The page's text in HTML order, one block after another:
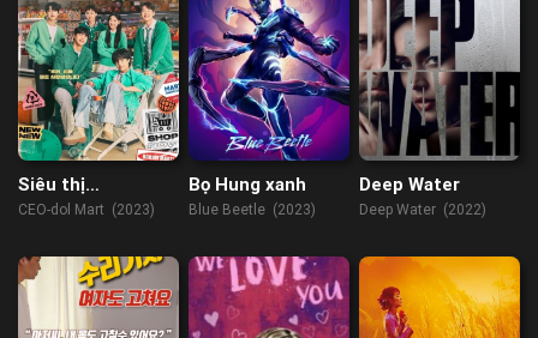
Siêu thị
Sangjangdol
CEO-dol Mart (2023)
Bọ Hung xanh
Blue Beetle (2023)
Deep Water
Deep Water (2022)